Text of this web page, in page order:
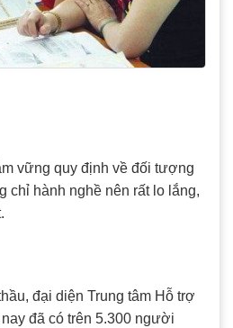
vững quy định về đối tượng
chỉ hành nghề nên rất lo lắng,
đại diện Trung tâm Hỗ trợ
đã có trên 5.300 người